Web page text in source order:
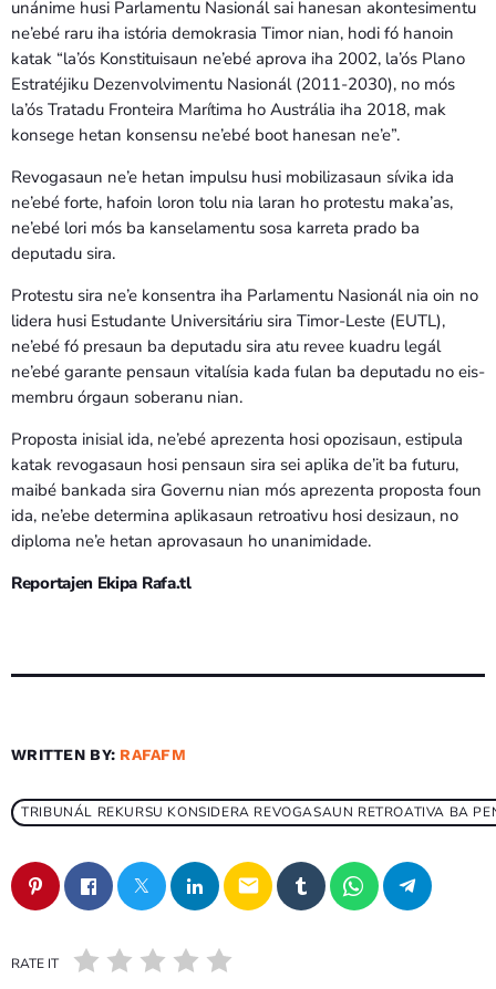
unánime husi Parlamentu Nasionál sai hanesan akontesimentu
ne’ebé raru iha istória demokrasia Timor nian, hodi fó hanoin
katak “la’ós Konstituisaun ne’ebé aprova iha 2002, la’ós Plano
Estratéjiku Dezenvolvimentu Nasionál (2011-2030), no mós
la’ós Tratadu Fronteira Marítima ho Austrália iha 2018, mak
konsege hetan konsensu ne’ebé boot hanesan ne’e”.
Revogasaun ne’e hetan impulsu husi mobilizasaun sívika ida
ne’ebé forte, hafoin loron tolu nia laran ho protestu maka’as,
ne’ebé lori mós ba kanselamentu sosa karreta prado ba
deputadu sira.
Protestu sira ne’e konsentra iha Parlamentu Nasionál nia oin no
lidera husi Estudante Universitáriu sira Timor-Leste (EUTL),
ne’ebé fó presaun ba deputadu sira atu revee kuadru legál
ne’ebé garante pensaun vitalísia kada fulan ba deputadu no eis-
membru órgaun soberanu nian.
Proposta inisial ida, ne’ebé aprezenta hosi opozisaun, estipula
katak revogasaun hosi pensaun sira sei aplika de’it ba futuru,
maibé bankada sira Governu nian mós aprezenta proposta foun
ida, ne’ebe determina aplikasaun retroativu hosi desizaun, no
diploma ne’e hetan aprovasaun ho unanimidade.
Reportajen Ekipa Rafa.tl
WRITTEN BY: RAFAFM
TRIBUNÁL REKURSU KONSIDERA REVOGASAUN RETROATIVA BA
email
RATE IT